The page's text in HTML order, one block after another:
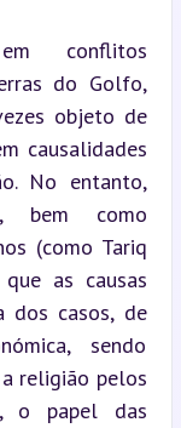
conflitos
do Golfo,
objeto de
causalidades
No entanto,
bem como
(como Tariq
as causas
dos casos, de
sendo
religião pelos
o papel das